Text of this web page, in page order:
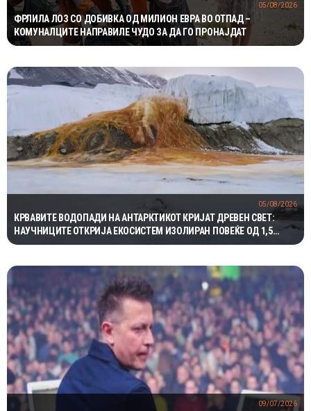
ФРЛИЛА ЛОЗ СО ДОБИВКА ОД МИЛИОН ЕВРА ВО ОТПАД –
КОМУНАЛЦИТЕ НАПРАВИЛЕ ЧУДО ЗА ДА ГО ПРОНАЈДАТ
05/08/2026
КРВАВИТЕ ВОДОПАДИ НА АНТАРКТИКОТ КРИЈАТ ДРЕВЕН СВЕТ:
НАУЧНИЦИТЕ ОТКРИЈА ЕКОСИСТЕМ ИЗОЛИРАН ПОВЕЌЕ ОД 1,5
МИЛИОНИ ГОДИНИ
05/08/2026
09/07/2026